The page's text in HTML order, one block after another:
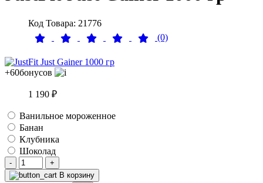
Код Товара: 21776
(0)
+60бонусов
1 190 ₽
Ванильное мороженное
Банан
Клубника
Шоколад
-
+
В корзину